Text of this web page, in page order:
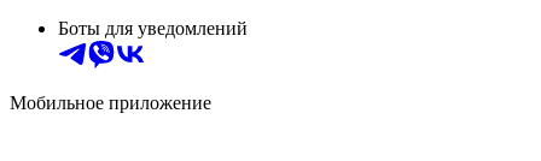
Боты для уведомлений
Мобильное приложение